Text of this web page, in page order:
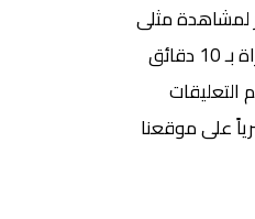
لمشاهدة مثلى
على موقعنا